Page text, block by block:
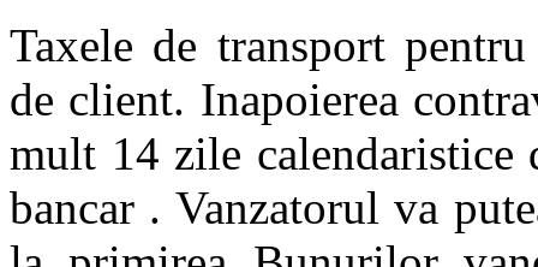
Taxele de transport
de client. Inapoierea
mult 14 zile calendaristice
bancar . Vanzatorul va